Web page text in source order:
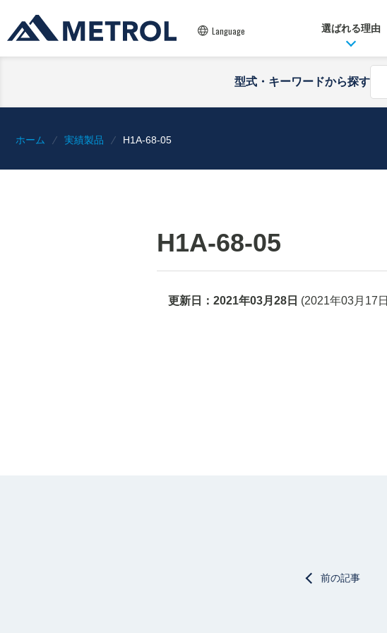
Language 選ばれる理由
型式・キーワードから探す
ホーム 実績製品 H1A-68-05
H1A-68-05
更新日： 2021年03月28日 (2021年03月17日
前の記事